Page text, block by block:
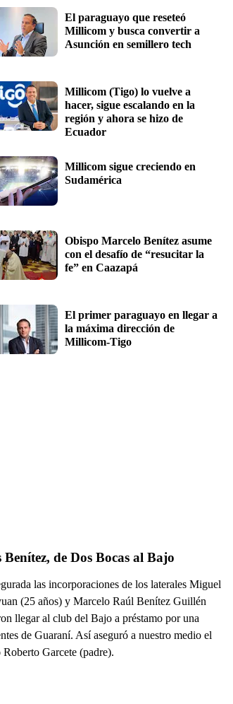
El paraguayo que reseteó
Millicom y busca convertir a
Asunción en semillero tech
Millicom (Tigo) lo vuelve a
hacer, sigue escalando en la
región y ahora se hizo de
Ecuador
Millicom sigue creciendo en
Sudamérica
Obispo Marcelo Benítez asume
con el desafío de “resucitar la
fe” en Caazapá
El primer paraguayo en llegar a
la máxima dirección de
Millicom-Tigo
Benítez, de Dos Bocas al Bajo
las incorporaciones de los laterales Miguel
(25 años) y Marcelo Raúl Benítez Guillén
llegar al club del Bajo a préstamo por una
de Guaraní. Así aseguró a nuestro medio el
Garcete (padre).